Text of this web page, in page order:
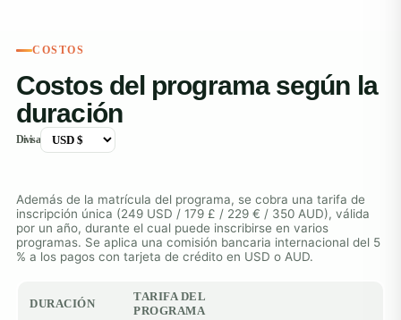
COSTOS
Costos del programa según la
duración
Divisa
Además de la matrícula del programa, se cobra una tarifa de
inscripción única (249 USD / 179 £ / 229 € / 350 AUD), válida
por un año, durante el cual puede inscribirse en varios
programas. Se aplica una comisión bancaria internacional del 5
% a los pagos con tarjeta de crédito en USD o AUD.
DURACIÓN
TARIFA DEL
PROGRAMA